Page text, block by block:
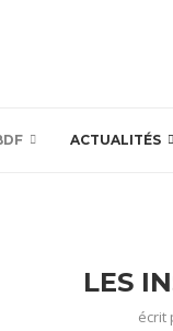
ACTUALITÉS
LES
écrit